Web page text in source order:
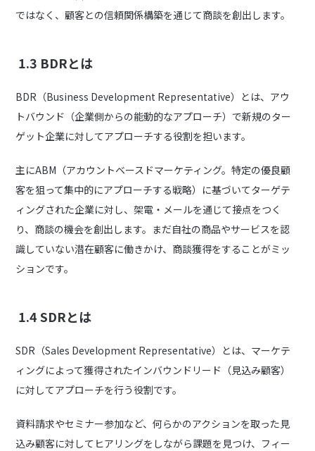
ではなく、顧客との信頼関係構築を通じて商談を創出します。
1.3 BDRとは
BDR（Business Development Representative）とは、アウ
トバウンド（企業側からの能動的なアプローチ）で新規のター
ゲット企業に対してアプローチする役割を担います。
主にABM（アカウントベースドマーケティング。特定の優良顧
客を狙って集中的にアプローチする戦略）に基づいてターゲテ
ィングされた企業に対し、架電・メールを通じて接点をつく
り、商談の機会を創出します。まだ自社の商品やサービスを認
識していない潜在顧客に働きかけ、商談獲得をすることがミッ
ションです。
1.4 SDRとは
SDR（Sales Development Representative）とは、マーケテ
ィングによって獲得されたインバウンドリード（見込み顧客）
に対してアプローチを行う役割です。
資料請求やセミナー参加など、何らかのアクションを取った見
込み顧客に対してヒアリングをしながら課題を見つけ、フィー